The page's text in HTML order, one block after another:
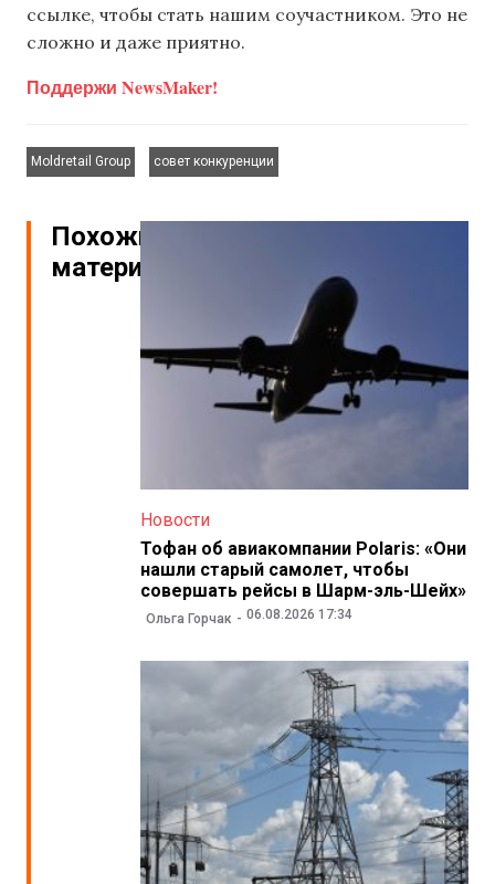
ссылке, чтобы стать нашим соучастником. Это не
сложно и даже приятно.
Поддержи NewsMaker!
Moldretail Group
совет конкуренции
Похожие
материалы
Новости
Тофан об авиакомпании Polaris: «Они
нашли старый самолет, чтобы
совершать рейсы в Шарм-эль-Шейх»
Ольга Горчак 06.08.2026 17:34